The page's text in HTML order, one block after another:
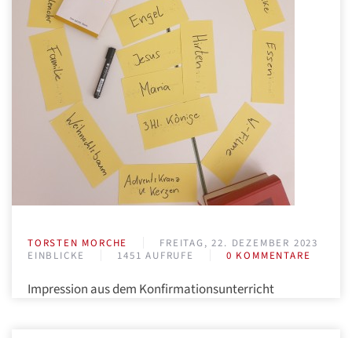
TORSTEN MORCHE
FREITAG, 22. DEZEMBER 2023
EINBLICKE
1451 AUFRUFE 0 KOMMENTARE
Impression aus dem Konfirmationsunterricht